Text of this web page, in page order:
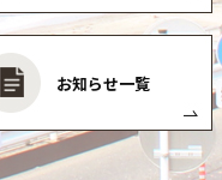
お知らせ一覧